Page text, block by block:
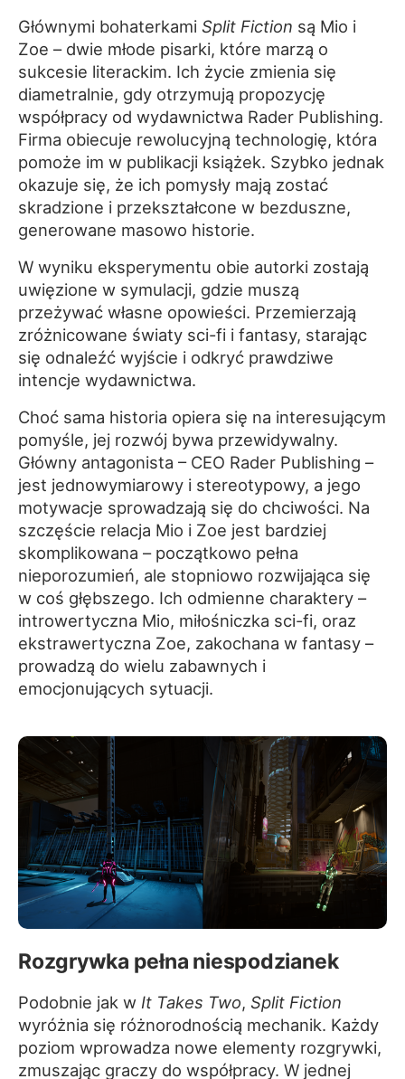
Głównymi bohaterkami Split Fiction są Mio i
Zoe – dwie młode pisarki, które marzą o
sukcesie literackim. Ich życie zmienia się
diametralnie, gdy otrzymują propozycję
współpracy od wydawnictwa Rader Publishing.
Firma obiecuje rewolucyjną technologię, która
pomoże im w publikacji książek. Szybko jednak
okazuje się, że ich pomysły mają zostać
skradzione i przekształcone w bezduszne,
generowane masowo historie.
W wyniku eksperymentu obie autorki zostają
uwięzione w symulacji, gdzie muszą
przeżywać własne opowieści. Przemierzają
zróżnicowane światy sci-fi i fantasy, starając
się odnaleźć wyjście i odkryć prawdziwe
intencje wydawnictwa.
Choć sama historia opiera się na interesującym
pomyśle, jej rozwój bywa przewidywalny.
Główny antagonista – CEO Rader Publishing –
jest jednowymiarowy i stereotypowy, a jego
motywacje sprowadzają się do chciwości. Na
szczęście relacja Mio i Zoe jest bardziej
skomplikowana – początkowo pełna
nieporozumień, ale stopniowo rozwijająca się
w coś głębszego. Ich odmienne charaktery –
introwertyczna Mio, miłośniczka sci-fi, oraz
ekstrawertyczna Zoe, zakochana w fantasy –
prowadzą do wielu zabawnych i
emocjonujących sytuacji.
Rozgrywka pełna niespodzianek
Podobnie jak w It Takes Two, Split Fiction
wyróżnia się różnorodnością mechanik. Każdy
poziom wprowadza nowe elementy rozgrywki,
zmuszając graczy do współpracy. W jednej